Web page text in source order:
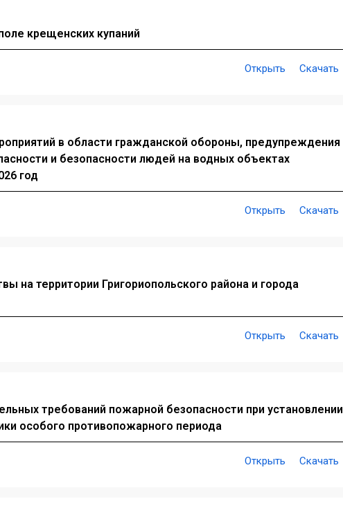
крещенских купаний
Открыть Скачать
в области гражданской обороны, предупреждения
и безопасности людей на водных объектах
год
Открыть Скачать
на территории Григориопольского района и города
Открыть Скачать
требований пожарной безопасности при установлении
особого противопожарного периода
Открыть Скачать